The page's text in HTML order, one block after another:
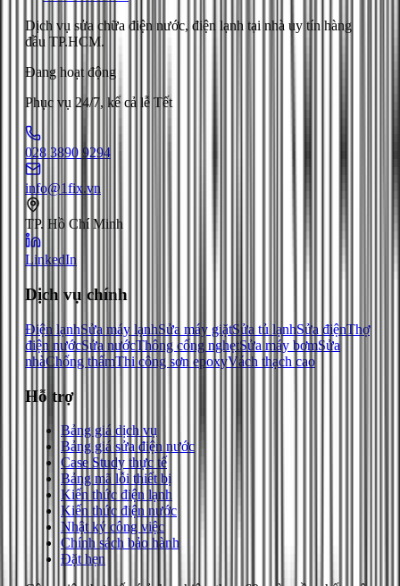
Dịch vụ sửa chữa điện nước, điện lạnh tại nhà uy tín hàng
đầu TP.HCM.
Đang hoạt động
Phục vụ 24/7, kể cả lễ Tết
028 3890 9294
info@1fix.vn
TP. Hồ Chí Minh
LinkedIn
Dịch vụ chính
Điện lạnhSửa máy lạnhSửa máy giặtSửa tủ lạnhSửa điệnThợ
điện nướcSửa nướcThông cống nghẹtSửa máy bơmSửa
nhàChống thấmThi công sơn epoxyVách thạch cao
Hỗ trợ
Bảng giá dịch vụ
Bảng giá sửa điện nước
Case Study thực tế
Bảng mã lỗi thiết bị
Kiến thức điện lạnh
Kiến thức điện nước
Nhật ký công việc
Chính sách bảo hành
Đặt hẹn